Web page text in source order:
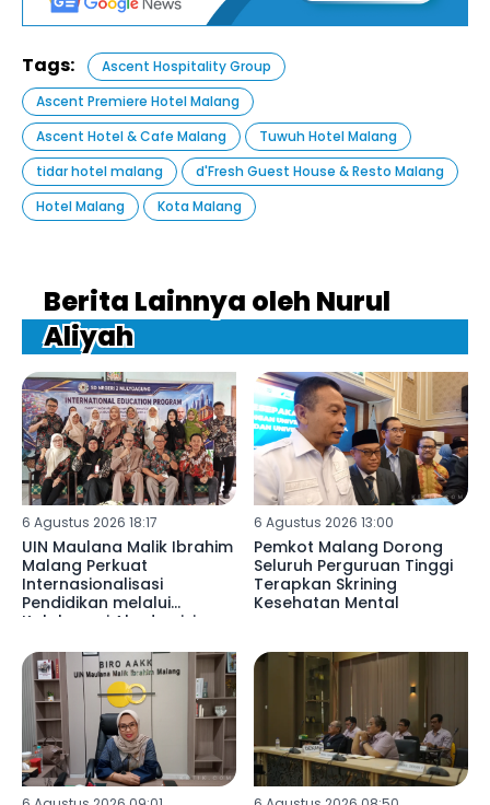
Tags:
Ascent Hospitality Group
Ascent Premiere Hotel Malang
Ascent Hotel & Cafe Malang
Tuwuh Hotel Malang
tidar hotel malang
d'Fresh Guest House & Resto Malang
Hotel Malang
Kota Malang
Berita Lainnya oleh Nurul
Aliyah
6 Agustus 2026 18:17
UIN Maulana Malik Ibrahim
Malang Perkuat
Internasionalisasi
Pendidikan melalui
Kolaborasi Akademisi
Mulyoagung
6 Agustus 2026 13:00
Pemkot Malang Dorong
Seluruh Perguruan Tinggi
Terapkan Skrining
Kesehatan Mental